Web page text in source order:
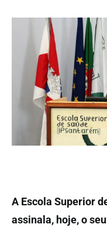
A Escola Superior
assinala, hoje, o